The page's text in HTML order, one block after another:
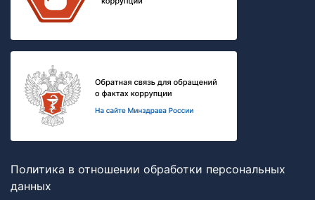
Политика в отношении обработки персональных
данных